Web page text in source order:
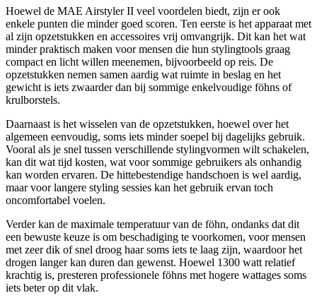
Hoewel de MAE Airstyler II veel voordelen biedt, zijn er ook
enkele punten die minder goed scoren. Ten eerste is het apparaat met
al zijn opzetstukken en accessoires vrij omvangrijk. Dit kan het wat
minder praktisch maken voor mensen die hun stylingtools graag
compact en licht willen meenemen, bijvoorbeeld op reis. De
opzetstukken nemen samen aardig wat ruimte in beslag en het
gewicht is iets zwaarder dan bij sommige enkelvoudige föhns of
krulborstels.
Daarnaast is het wisselen van de opzetstukken, hoewel over het
algemeen eenvoudig, soms iets minder soepel bij dagelijks gebruik.
Vooral als je snel tussen verschillende stylingvormen wilt schakelen,
kan dit wat tijd kosten, wat voor sommige gebruikers als onhandig
kan worden ervaren. De hittebestendige handschoen is wel aardig,
maar voor langere styling sessies kan het gebruik ervan toch
oncomfortabel voelen.
Verder kan de maximale temperatuur van de föhn, ondanks dat dit
een bewuste keuze is om beschadiging te voorkomen, voor mensen
met zeer dik of snel droog haar soms iets te laag zijn, waardoor het
drogen langer kan duren dan gewenst. Hoewel 1300 watt relatief
krachtig is, presteren professionele föhns met hogere wattages soms
iets beter op dit vlak.